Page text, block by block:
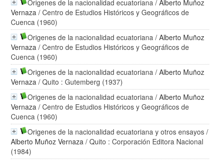
Origenes de la nacionalidad ecuatoriana /Alberto Muñoz
Vernaza / Centro de Estudios Históricos y Geográficos de
Cuenca (1960)
Origenes de la nacionalidad ecuatoriana /Alberto Muñoz
Vernaza / Centro de Estudios Históricos y Geográficos de
Cuenca (1960)
Origenes de la nacionalidad ecuatoriana /Alberto Muñoz
Vernaza / Quito : Gutemberg (1937)
Origenes de la nacionalidad ecuatoriana /Alberto Muñoz
Vernaza / Centro de Estudios Históricos y Geográficos de
Cuenca (1960)
Origenes de la nacionalidad ecuatoriana y otros ensayos /
Alberto Muñoz Vernaza / Quito : Corporación Editora Nacional
(1984)